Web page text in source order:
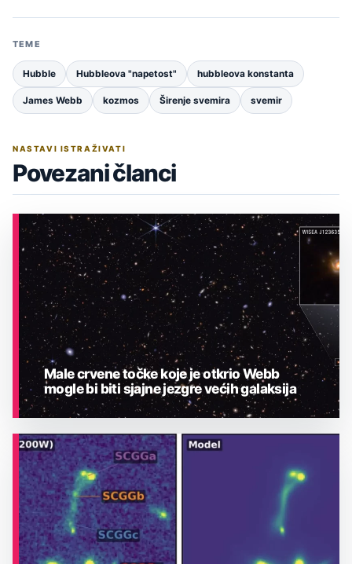
TEME
Hubble Hubbleova "napetost" hubbleova konstanta
James Webb kozmos Širenje svemira svemir
NASTAVI ISTRAŽIVATI
Povezani članci
ASTRONOMIJA
Male crvene točke koje je otkrio Webb
mogle bi biti sjajne jezgre većih galaksija